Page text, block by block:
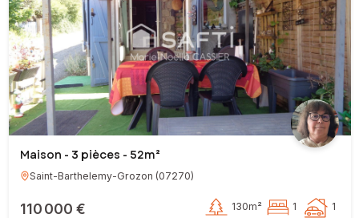
Maison - 3 pièces - 52m²
Saint-Barthelemy-Grozon (07270)
110 000 € 130m² 1 1